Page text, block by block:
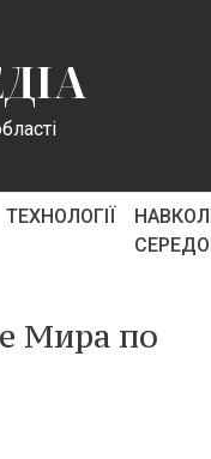
ТЕХНОЛОГІЇ
Мира по